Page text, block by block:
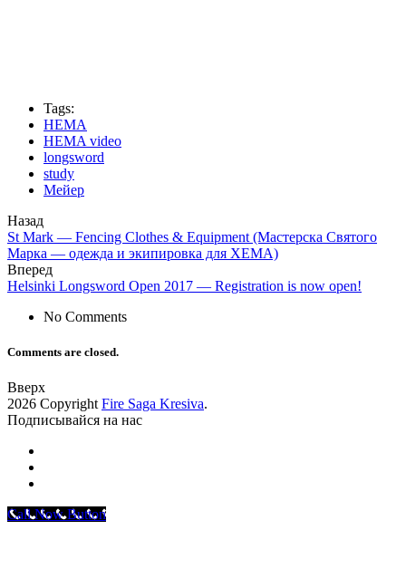
Tags:
HEMA
HEMA video
longsword
study
Мейер
Назад
St Mark — Fencing Clothes & Equipment (Мастерска Святого
Марка — одежда и экипировка для ХЕМА)
Вперед
Helsinki Longsword Open 2017 — Registration is now open!
No Comments
Comments are closed.
Вверх
2026 Copyright Fire Saga Kresiva.
Подписывайся на нас
Call Now Button